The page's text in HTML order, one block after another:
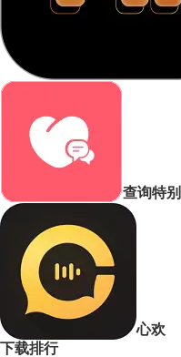
查询特
心欢
下载排行